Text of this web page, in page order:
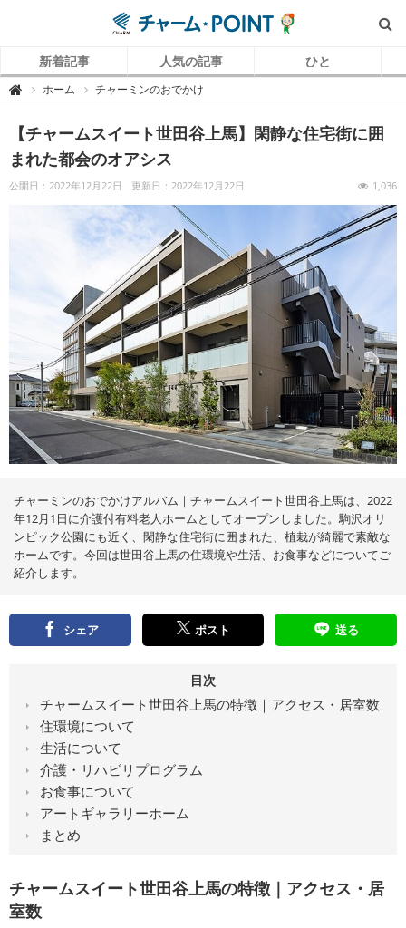
新着記事 人気の記事 ひと
 チ
P
O
I
N
（
ア
ル
を
伝
え
情
報
メ
デ
ホーム チャーミンのおでかけ
【チャームスイート世田谷上馬】閑静な住宅街に囲
まれた都会のオアシス
公開日：2022年12月22日 更新日：2022年12月22日 1,036
チャーミンのおでかけアルバム｜チャームスイート世田谷上馬は、2022
年12月1日に介護付有料老人ホームとしてオープンしました。駒沢オリ
ンピック公園にも近く、閑静な住宅街に囲まれた、植栽が綺麗で素敵な
ホームです。今回は世田谷上馬の住環境や生活、お食事などについてご
紹介します。
シェア ポスト 送る
目次
チャームスイート世田谷上馬の特徴｜アクセス・居室数
住環境について
生活について
介護・リハビリプログラム
お食事について
アートギャラリーホーム
まとめ
チャームスイート世田谷上馬の特徴｜アクセス・居
室数